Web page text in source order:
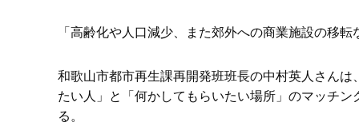
「高齢化や人口減少、また郊外への商業施設の移
和歌山市都市再生課再開発班班長の中村英人さん
たい人」と「何かしてもらいたい場所」のマッチ
る。